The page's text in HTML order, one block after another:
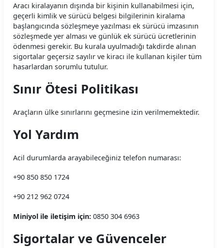
Aracı kiralayanın dışında bir kişinin kullanabilmesi için,
geçerli kimlik ve sürücü belgesi bilgilerinin kiralama
başlangıcında sözleşmeye yazılması ek sürücü imzasının
sözleşmede yer alması ve günlük ek sürücü ücretlerinin
ödenmesi gerekir. Bu kurala uyulmadığı takdirde alınan
sigortalar geçersiz sayılır ve kiracı ile kullanan kişiler tüm
hasarlardan sorumlu tutulur.
Sınır Ötesi Politikası
Araçların ülke sınırlarını geçmesine izin verilmemektedir.
Yol Yardım
Acil durumlarda arayabileceğiniz telefon numarası:
+90 850 850 1724
+90 212 962 0724
Miniyol ile iletişim için: 0850 304 6963
Sigortalar ve Güvenceler